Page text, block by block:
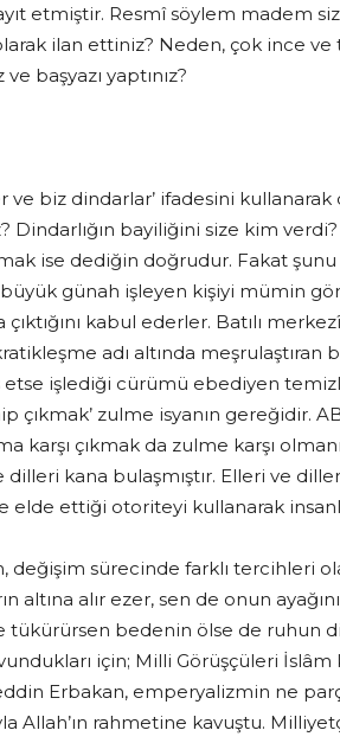
etmiştir. Resmî söylem madem
ilan ettiniz? Neden, çok ince
ve başyazı yaptınız?
biz dindarlar’ ifadesini
Dindarlığın bayiliğini size kim
ise dediğin doğrudur. Fakat şunu
günah işleyen kişiyi mümin
çıktığını kabul ederler. Batılı
adı altında
etse işlediği cürümü ebediyen
zulme isyanın gereğidir.
karşı çıkmak da zulme karşı
kana bulaşmıştır. Elleri ve
ettiği otoriteyi kullanarak
değişim sürecinde farklı tercihleri
altına alır ezer, sen de onun
tükürürsen bedenin ölse de ruhun
için; Milli Görüşçüleri İslâm
Erbakan, emperyalizmin ne
Allah’ın rahmetine kavuştu.